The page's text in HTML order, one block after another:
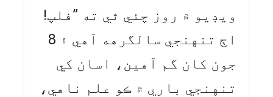
ويڊيو ۾ روز چئي ٿي ته ”فلپ!
اڄ تنهنجي سالگرهه آهي ۽ 8
جون کان گم آهين، اسان کي
تنهنجي باري ۾ ڪو علم ناهي،